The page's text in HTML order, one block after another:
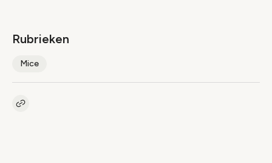
Rubrieken
Mice
Kopieer link naar artikel